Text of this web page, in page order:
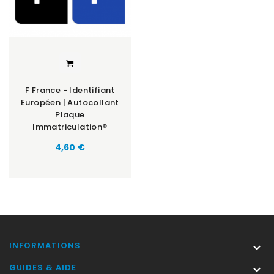
F France - Identifiant
Européen | Autocollant
Plaque
Immatriculation®
Prix
4,60 €
INFORMATIONS 
GUIDES & AIDE 